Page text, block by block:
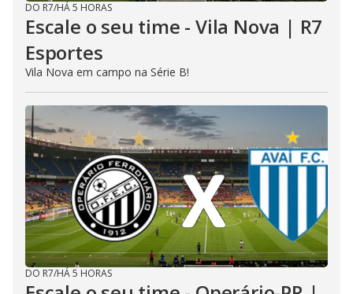
DO R7/HÁ 5 HORAS
Escale o seu time - Vila Nova | R7
Esportes
Vila Nova em campo na Série B!
DO R7/HÁ 5 HORAS